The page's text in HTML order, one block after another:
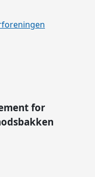
for